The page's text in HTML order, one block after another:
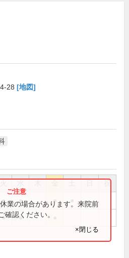
28 [地図]
祝
● ● ●
● ●
業の場合があります。来院前
確認ください。
×閉じる